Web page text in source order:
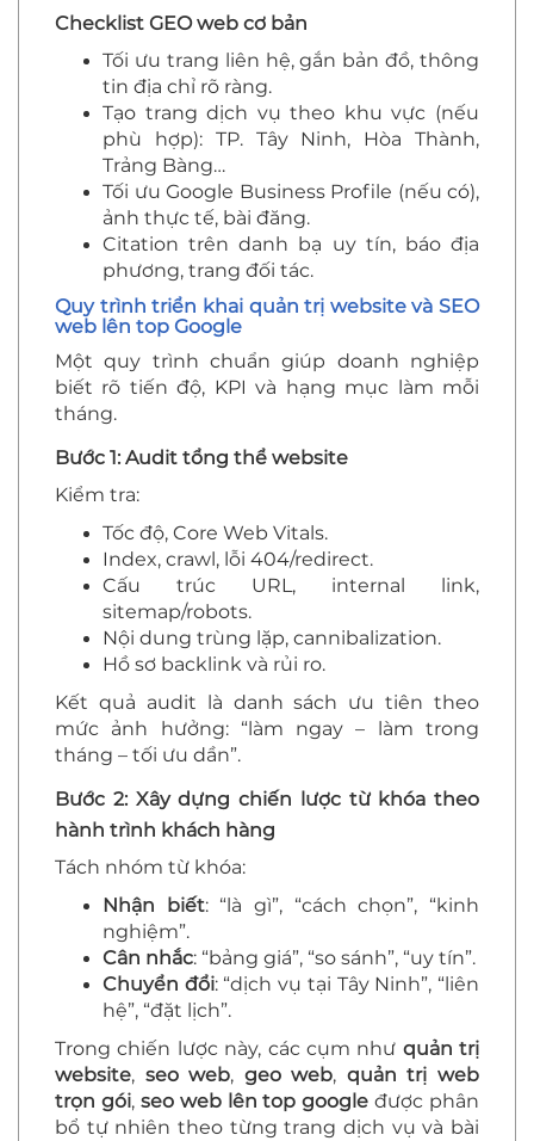
Checklist GEO web cơ bản
Tối ưu trang liên hệ, gắn bản đồ, thông
tin địa chỉ rõ ràng.
Tạo trang dịch vụ theo khu vực (nếu
phù hợp): TP. Tây Ninh, Hòa Thành,
Trảng Bàng…
Tối ưu Google Business Profile (nếu có),
ảnh thực tế, bài đăng.
Citation trên danh bạ uy tín, báo địa
phương, trang đối tác.
Quy trình triển khai quản trị website và SEO
web lên top Google
Một quy trình chuẩn giúp doanh nghiệp
biết rõ tiến độ, KPI và hạng mục làm mỗi
tháng.
Bước 1: Audit tổng thể website
Kiểm tra:
Tốc độ, Core Web Vitals.
Index, crawl, lỗi 404/redirect.
Cấu trúc URL, internal link,
sitemap/robots.
Nội dung trùng lặp, cannibalization.
Hồ sơ backlink và rủi ro.
Kết quả audit là danh sách ưu tiên theo
mức ảnh hưởng: “làm ngay – làm trong
tháng – tối ưu dần”.
Bước 2: Xây dựng chiến lược từ khóa theo
hành trình khách hàng
Tách nhóm từ khóa:
Nhận biết: “là gì”, “cách chọn”, “kinh
nghiệm”.
Cân nhắc: “bảng giá”, “so sánh”, “uy tín”.
Chuyển đổi: “dịch vụ tại Tây Ninh”, “liên
hệ”, “đặt lịch”.
Trong chiến lược này, các cụm như quản trị
website, seo web, geo web, quản trị web
trọn gói, seo web lên top google được phân
bổ tự nhiên theo từng trang dịch vụ và bài